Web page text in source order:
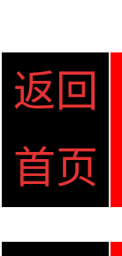
返回
首页